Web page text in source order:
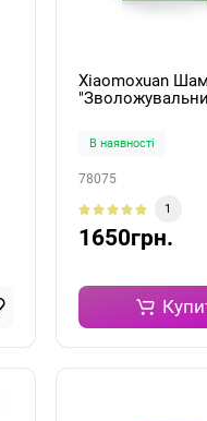
Xiaomoxuan
В наявності
78075
1
1650грн.